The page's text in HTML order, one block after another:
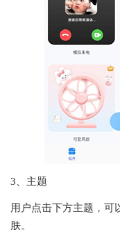
3、主题
用户点击下方主题，可
肤。